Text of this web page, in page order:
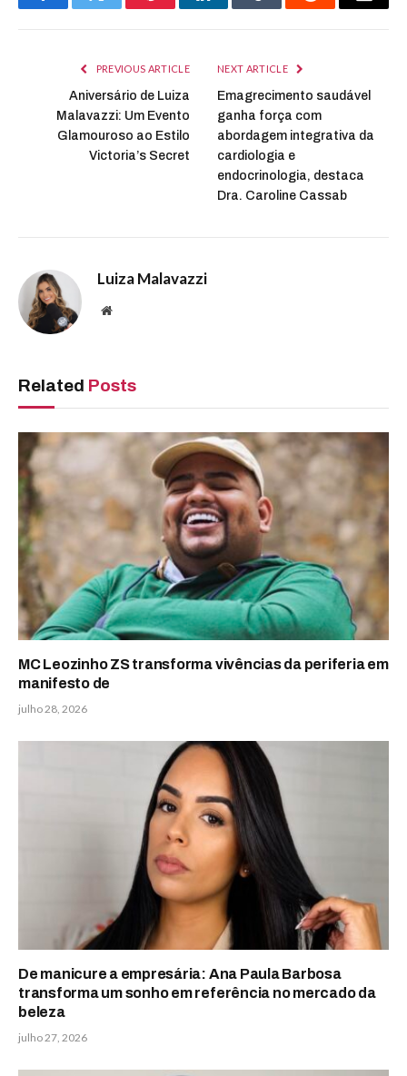
FacebookTwitter PinterestLinkedInTumblr Reddit Email
PREVIOUS ARTICLE
Aniversário de Luiza
Malavazzi: Um Evento
Glamouroso ao Estilo
Victoria’s Secret
NEXT ARTICLE
Emagrecimento saudável
ganha força com
abordagem integrativa da
cardiologia e
endocrinologia, destaca
Dra. Caroline Cassab
Luiza Malavazzi
Website
Related Posts
MC Leozinho ZS transforma vivências da periferia em
manifesto de
julho 28, 2026
De manicure a empresária: Ana Paula Barbosa
transforma um sonho em referência no mercado da
beleza
julho 27, 2026